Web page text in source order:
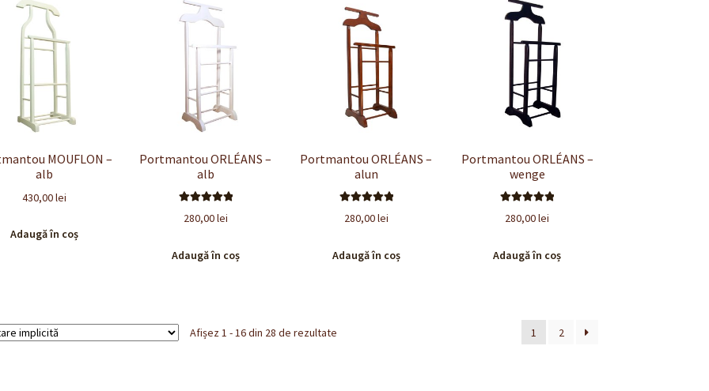
MOUFLON –
alb
430,00lei
Adaugă în coș
Portmantou ORLÉANS –
alb
5.00
280,00lei
Adaugă în coș
Portmantou ORLÉANS –
alun
5.00
280,00lei
Adaugă în coș
Portmantou ORLÉANS –
wenge
5.00
280,00lei
Adaugă în coș
Afișez 1 - 16 din 28 de rezultate 1 2